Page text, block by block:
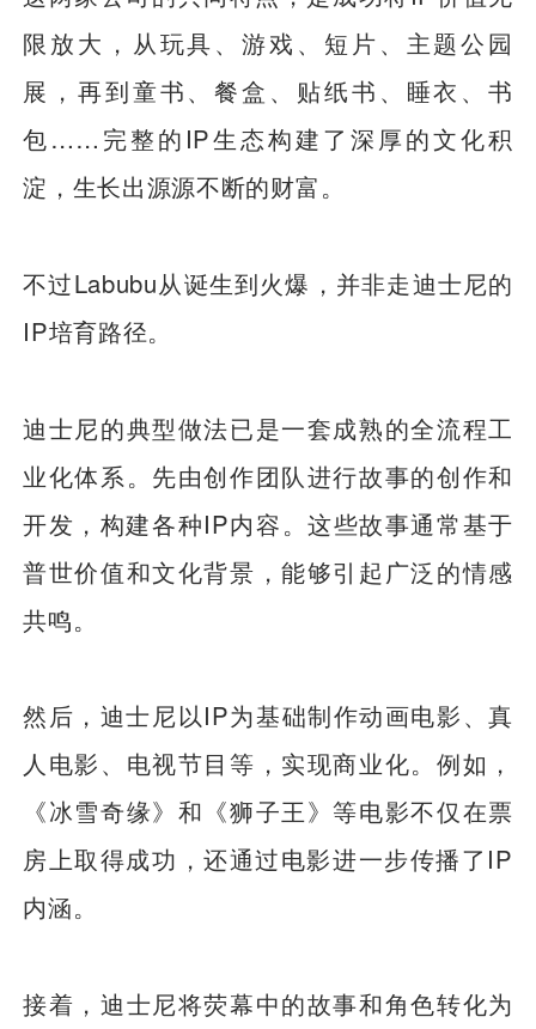
限放大，从玩具、游戏、短片、主题公园
展，再到童书、餐盒、贴纸书、睡衣、书
包……完整的IP生态构建了深厚的文化积
淀，生长出源源不断的财富。
不过Labubu从诞生到火爆，并非走迪士尼的
IP培育路径。
迪士尼的典型做法已是一套成熟的全流程工
业化体系。先由创作团队进行故事的创作和
开发，构建各种IP内容。这些故事通常基于
普世价值和文化背景，能够引起广泛的情感
共鸣。
然后，迪士尼以IP为基础制作动画电影、真
人电影、电视节目等，实现商业化。例如，
《冰雪奇缘》和《狮子王》等电影不仅在票
房上取得成功，还通过电影进一步传播了IP
内涵。
接着，迪士尼将荧幕中的故事和角色转化为